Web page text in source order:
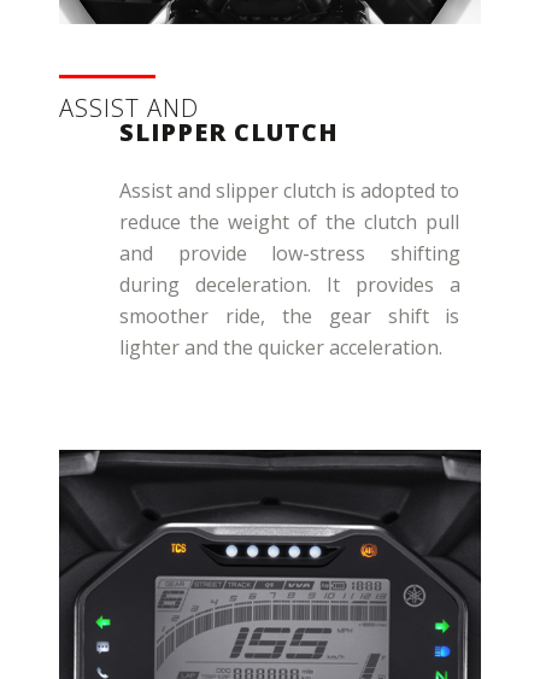
ASSIST AND
SLIPPER CLUTCH
Assist and slipper clutch is adopted to
reduce the weight of the clutch pull
and provide low-stress shifting
during deceleration. It provides a
smoother ride, the gear shift is
lighter and the quicker acceleration.